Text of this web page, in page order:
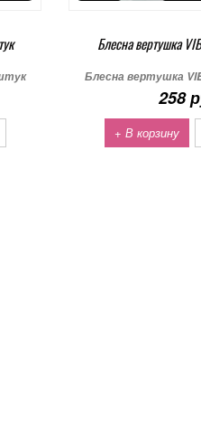
Блесна вертушка
Блесна вертушка
258
+ В корзину